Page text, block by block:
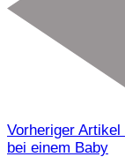
Vorheriger Artikel
bei einem Baby